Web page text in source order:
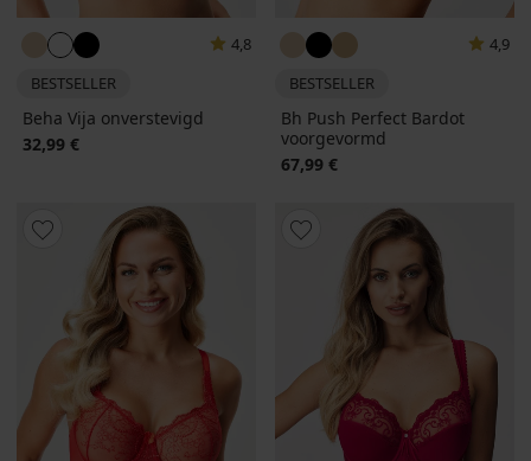
4,8
BESTSELLER
Beha Vija onverstevigd
32,99 €
4,9
BESTSELLER
Bh Push Perfect Bardot
voorgevormd
67,99 €